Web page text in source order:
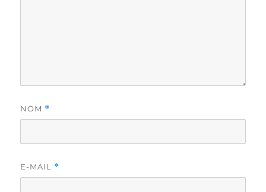
NOM *
E-MAIL *